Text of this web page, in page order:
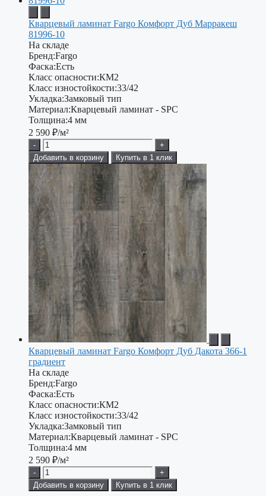
Кварцевый ламинат Fargo Комфорт Дуб Марракеш
81996-10
На складе
Бренд:Fargo
Фаска:Есть
Класс опасности:КМ2
Класс изностойкости:33/42
Укладка:Замковый тип
Материал:Кварцевый ламинат - SPC
Толщина:4 мм
2 590 ₽/м²
-
+
Добавить в корзину
Купить в 1 клик
Кварцевый ламинат Fargo Комфорт Дуб Дакота 366-1
градиент
На складе
Бренд:Fargo
Фаска:Есть
Класс опасности:КМ2
Класс изностойкости:33/42
Укладка:Замковый тип
Материал:Кварцевый ламинат - SPC
Толщина:4 мм
2 590 ₽/м²
-
+
Добавить в корзину
Купить в 1 клик